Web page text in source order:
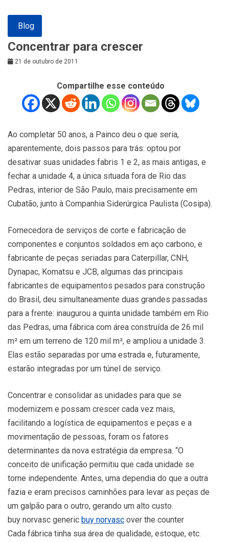
Blog
Concentrar para crescer
21 de outubro de 2011
Compartilhe esse conteúdo
Ao completar 50 anos, a Painco deu o que seria,
aparentemente, dois passos para trás: optou por
desativar suas unidades fabris 1 e 2, as mais antigas, e
fechar a unidade 4, a única situada fora de Rio das
Pedras, interior de São Paulo, mais precisamente em
Cubatão, junto à Companhia Siderúrgica Paulista (Cosipa).
Fornecedora de serviços de corte e fabricação de
componentes e conjuntos soldados em aço carbono, e
fabricante de peças seriadas para Caterpillar, CNH,
Dynapac, Komatsu e JCB, algumas das principais
fabricantes de equipamentos pesados para construção
do Brasil, deu simultaneamente duas grandes passadas
para a frente: inaugurou a quinta unidade também em Rio
das Pedras, uma fábrica com área construída de 26 mil
m² em um terreno de 120 mil m², e ampliou a unidade 3.
Elas estão separadas por uma estrada e, futuramente,
estarão integradas por um túnel de serviço.
Concentrar e consolidar as unidades para que se
modernizem e possam crescer cada vez mais,
facilitando a logística de equipamentos e peças e a
movimentação de pessoas, foram os fatores
determinantes da nova estratégia da empresa. “O
conceito de unificação permitiu que cada unidade se
torne independente. Antes, uma dependia do que a outra
fazia e eram precisos caminhões para levar as peças de
um galpão para o outro, gerando um alto custo.
buy norvasc generic buy norvasc over the counter
Cada fábrica tinha sua área de qualidade, estoque, etc.